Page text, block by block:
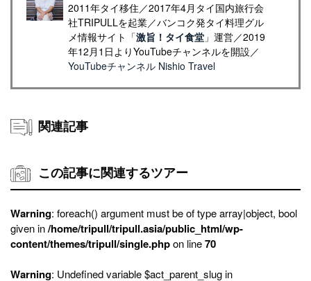
2011年タイ移住／2017年4月タイ国内旅行会
社TRIPULLを起業／バンコク発タイ料理グル
メ情報サイト「激旨！タイ食堂」運営／2019
年12月1日よりYouTubeチャンネルを開設／
YouTubeチャンネル Nishio Travel
関連記事
この記事に関連するツアー
Warning: foreach() argument must be of type array|object, bool
given in/home/tripull/tripull.asia/public_html/wp-
content/themes/tripull/single.phpon line70
Warning: Undefined variable $act_parent_slug in